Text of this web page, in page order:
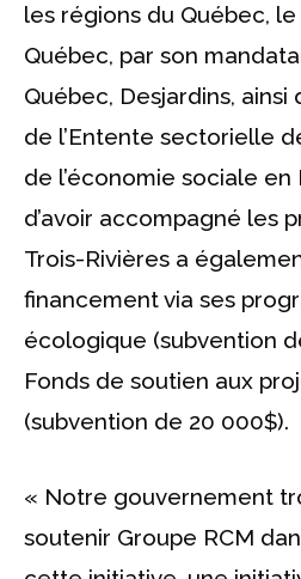
les régions du Québec,
Québec, par son
Québec, Desjardins,
de l’Entente sectorielle
de l’économie sociale en
d’avoir accompagné les
Trois-Rivières a
financement via ses
écologique (subvention
Fonds de soutien aux
(subvention de 20 000$).
« Notre gouvernement
soutenir Groupe RCM